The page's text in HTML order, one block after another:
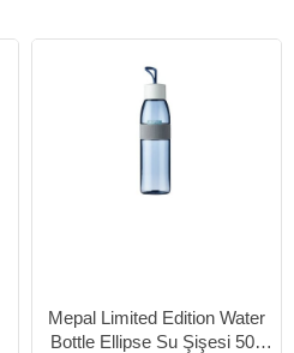
Mepal Limited Edition Water
Bottle Ellipse Su Şişesi 500